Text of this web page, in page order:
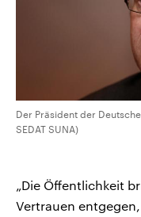
Der Präsident der
SEDAT SUNA)
„Die Öffentlichkeit
Vertrauen